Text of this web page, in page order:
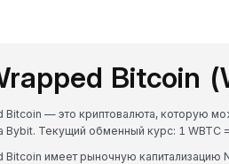
Bitcoin
Bitcoin — это криптовалюта, которую
Bybit. Текущий обменный курс: 1
Bitcoin имеет рыночную